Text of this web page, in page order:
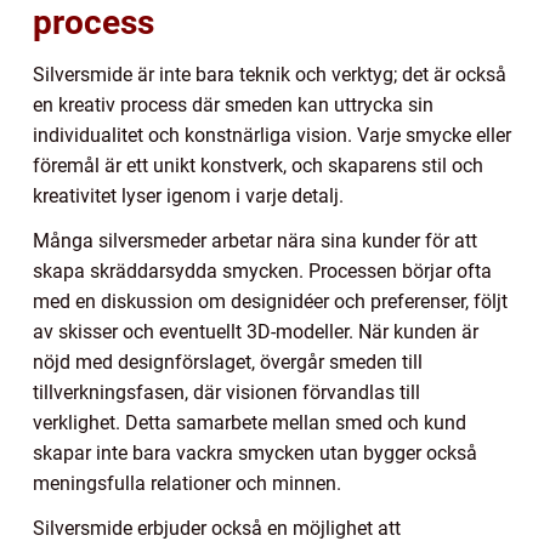
process
Silversmide är inte bara teknik och verktyg; det är också
en kreativ process där smeden kan uttrycka sin
individualitet och konstnärliga vision. Varje smycke eller
föremål är ett unikt konstverk, och skaparens stil och
kreativitet lyser igenom i varje detalj.
Många silversmeder arbetar nära sina kunder för att
skapa skräddarsydda smycken. Processen börjar ofta
med en diskussion om designidéer och preferenser, följt
av skisser och eventuellt 3D-modeller. När kunden är
nöjd med designförslaget, övergår smeden till
tillverkningsfasen, där visionen förvandlas till
verklighet. Detta samarbete mellan smed och kund
skapar inte bara vackra smycken utan bygger också
meningsfulla relationer och minnen.
Silversmide erbjuder också en möjlighet att